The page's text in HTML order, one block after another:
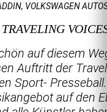
VOLKSWAGEN
auf diesem
Auftritt der
Sport- Presseball.
auf den